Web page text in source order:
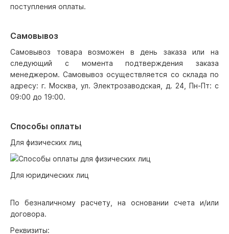
поступления оплаты.
Самовывоз
Самовывоз товара возможен в день заказа или на
следующий с момента подтверждения заказа
менеджером. Самовывоз осуществляется со склада по
адресу: г. Москва, ул. Электрозаводская, д. 24, Пн-Пт: с
09:00 до 19:00.
Способы оплаты
Для физических лиц
Для юридических лиц
По безналичному расчету, на основании счета и/или
договора.
Реквизиты: